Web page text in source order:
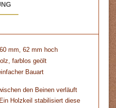
mm, 62 mm hoch
farblos geölt
Bauart
den Beinen verläuft
Holzkeil stabilisiert diese